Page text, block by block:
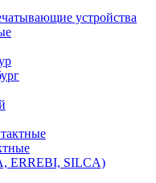
устройства
ERREBI, SILCA)